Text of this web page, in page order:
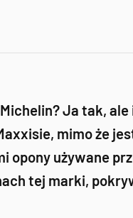
Ja tak,
mimo że
opony używane
tej marki,